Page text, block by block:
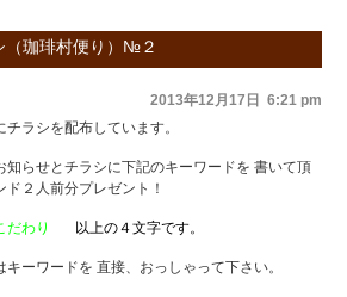
（珈琲村便り）№２
2013年12月17日 6:21 pm
ラシを配布しています。
知らせとチラシに下記のキーワードを 書いて頂
ド２人前分プレゼント！
わり 以上の４文字です。
ーワードを 直接、おっしゃって下さい。